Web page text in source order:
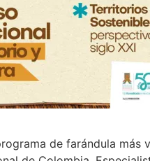
de farándula más